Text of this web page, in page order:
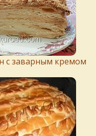
с заварным кремом